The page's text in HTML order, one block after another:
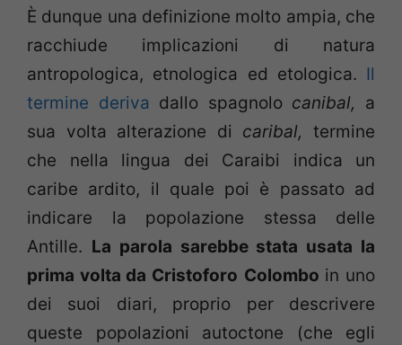
È dunque una definizione molto ampia, che
racchiude implicazioni di natura
antropologica, etnologica ed etologica. Il
termine deriva dallo spagnolo canibal,
a
sua volta alterazione di caribal,
termine
che nella lingua dei Caraibi indica un
caribe ardito, il quale poi è passato ad
indicare la popolazione stessa delle
Antille. La parola sarebbe stata usata la
prima volta da Cristoforo Colombo in uno
dei suoi diari, proprio per descrivere
queste popolazioni autoctone (che egli